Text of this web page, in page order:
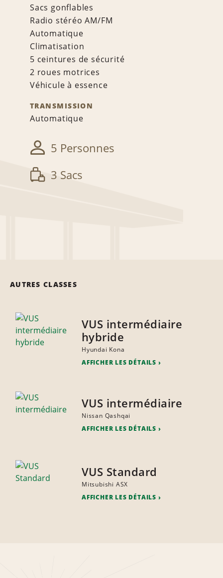
Sacs gonflables
Radio stéréo AM/FM
Automatique
Climatisation
5 ceintures de sécurité
2 roues motrices
Véhicule à essence
TRANSMISSION
Automatique
5 Personnes
3 Sacs
AUTRES CLASSES
VUS intermédiaire
hybride
Hyundai Kona
AFFICHER LES DÉTAILS
VUS intermédiaire
Nissan Qashqai
AFFICHER LES DÉTAILS
VUS Standard
Mitsubishi ASX
AFFICHER LES DÉTAILS